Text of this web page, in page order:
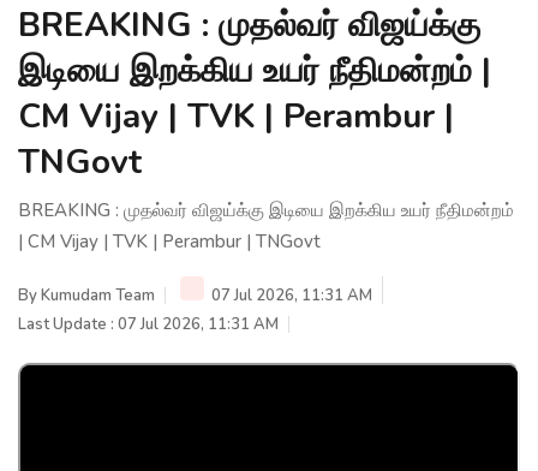
BREAKING : முதல்வர் விஜய்க்கு
இடியை இறக்கிய உயர் நீதிமன்றம் |
CM Vijay | TVK | Perambur |
TNGovt
BREAKING : முதல்வர் விஜய்க்கு இடியை இறக்கிய உயர் நீதிமன்றம்
| CM Vijay | TVK | Perambur | TNGovt
ByKumudam Team
07 Jul 2026, 11:31 AM
Last Update : 07 Jul 2026, 11:31 AM